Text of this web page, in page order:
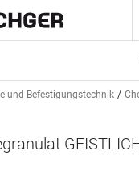
und Befestigungstechnik